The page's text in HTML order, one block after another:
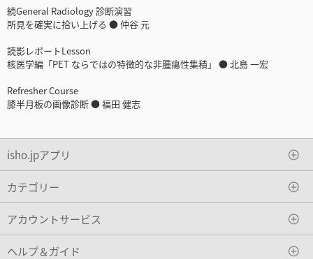
続General Radiology 診断演習
所見を確実に拾い上げる ● 仲谷 元
読影レポートLesson
核医学編「PET ならではの特徴的な非腫瘍性集積」 ● 北島 一宏
Refresher Course
膝半月板の画像診断 ● 福田 健志
isho.jpアプリ
カテゴリー
アカウントサービス
ヘルプ＆ガイド